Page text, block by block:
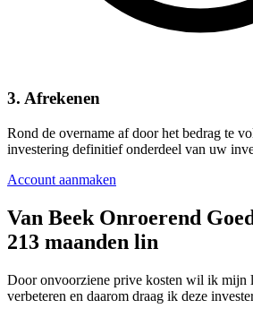
3. Afrekenen
Rond de overname af door het bedrag te
investering definitief onderdeel van uw
Account aanmaken
Van Beek Onroerend
213 maanden lin
Door onvoorziene prive kosten wil ik mijn
verbeteren en daarom draag ik deze